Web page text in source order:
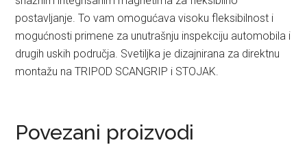
postavljanje. To vam omogućava visoku fleksibilnost i
mogućnosti primene za unutrašnju inspekciju automobila i
drugih uskih područja. Svetiljka je dizajnirana za direktnu
montažu na TRIPOD SCANGRIP i STOJAK.
Povezani proizvodi